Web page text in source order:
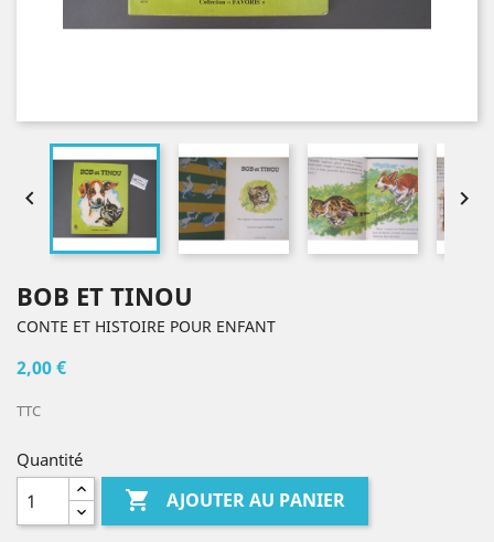
 
BOB ET TINOU
CONTE ET HISTOIRE POUR ENFANT
2,00 €
TTC
Quantité
 AJOUTER AU PANIER